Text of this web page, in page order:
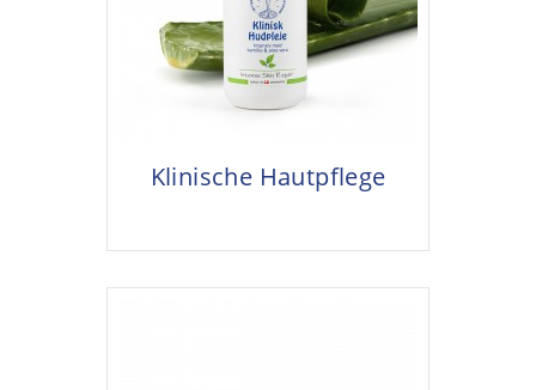
Klinische Hautpflege